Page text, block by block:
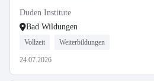
Duden Institute
Bad Wildungen
Vollzeit Weiterbildungen
24.07.2026